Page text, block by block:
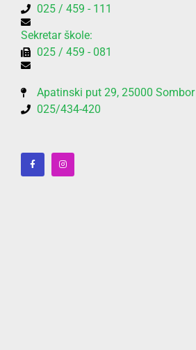
025 / 459 - 111
Sekretar škole:
025 / 459 - 081
Apatinski put 29, 25000 Sombor
025/434-420